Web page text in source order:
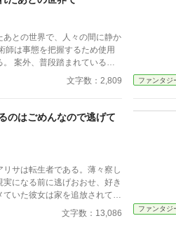
あとの世界で、人々の間に静か
る側
しているものである。
文字数：2,809 ファンタジ
のはごめんなので逃げて
リサは転生者である。薄々察し
になる前に逃げおおせ、好き
ていた彼女は家を追放されても
つのだった。
文字数：13,086 ファンタジ